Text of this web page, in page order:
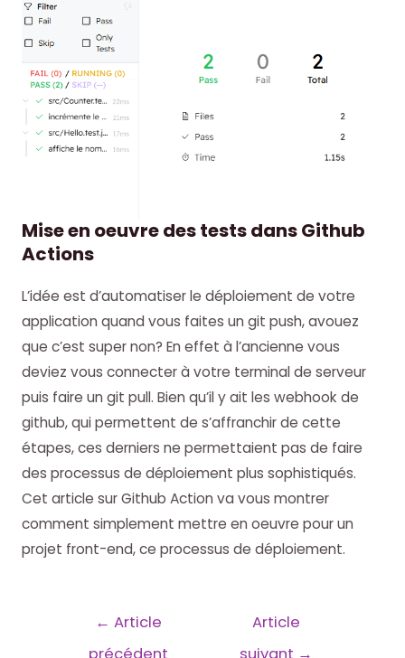
Mise en oeuvre des tests dans Github
Actions
L’idée est d’automatiser le déploiement de votre
application quand vous faites un git push, avouez
que c’est super non? En effet à l’ancienne vous
deviez vous connecter à votre terminal de serveur
puis faire un git pull. Bien qu’il y ait les webhook de
github, qui permettent de s’affranchir de cette
étapes, ces derniers ne permettaient pas de faire
des processus de déploiement plus sophistiqués.
Cet article sur Github Action va vous montrer
comment simplement mettre en oeuvre pour un
projet front-end, ce processus de déploiement.
Navigation
← Article
Article